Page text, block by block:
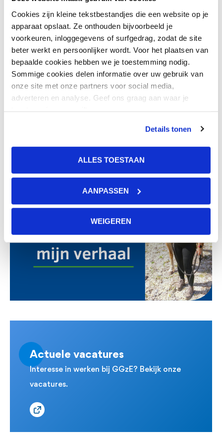
Cookies zijn kleine tekstbestandjes die een website op je
apparaat opslaat. Ze onthouden bijvoorbeeld je
voorkeuren, inloggegevens of surfgedrag, zodat de site
beter werkt en persoonlijker wordt. Voor het plaatsen van
bepaalde cookies hebben we je toestemming nodig.
Sommige cookies delen informatie over uw gebruik van
onze site met onze partners voor social media,
adverteren en analyse. Geef ons graag aan waar je
Details tonen
ALLES TOESTAAN
AANPASSEN
WEIGEREN
kunnen worden of oud zijn, laten we zoals ze zijn.
Die gaan niet weg, die verkopen we niet….ze
mogen er gewoon zijn.”
Momenteel volgt Ilse de opleiding tot
psychomotorisch therapeut en hoopt het
duidelijk: “Ik heb de beste baan van de wereld.”
Actuele vacatures
Interesse in werken bij GGzE? Bekijk onze
vacatures.